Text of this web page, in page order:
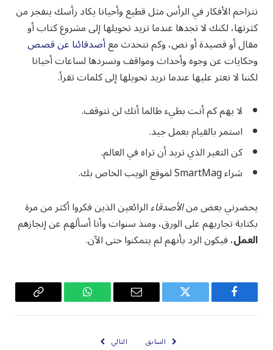
تتزاحم الأفكار في الرأس مثل قطيع وأحيانا يكاد رأسك ينفجر من
كثرتها، لكنك لا تجدها عندما تريد تحويلها إلى مشروع كتاب أو
مقال أو قصيدة أو نص، وكم نتحدث معأصدقائنا عن قصص
وحكايات عن وجوه وأحداث ومواقف ونسردها لساعات أحيانا
لكننا لا نعثر عليها عندما نريد تحويلها إلى كلمات تقرأ.
لا يهم كم أنت بطيء طالما أنك لن تتوقف.
استمر بالقيام بعمل جيد.
كن التغير الذي تريد أن تراه في العالم.
شراء SmartMag لموقع الويب الخاص بك.
يحضرني بعض منالأصدقاءالرائعين الذين فكروا أكثر من مرة
بكتابة تجاربهم على الورق، ومنذ سنوات وأنا أسألهم عن إنجازهم
العمل، فيكون الرد بأنهم لم يتمكنوا حتى الآن.
فيسبوك تويتر
البريد
واتساب
Copy
السابق التالي